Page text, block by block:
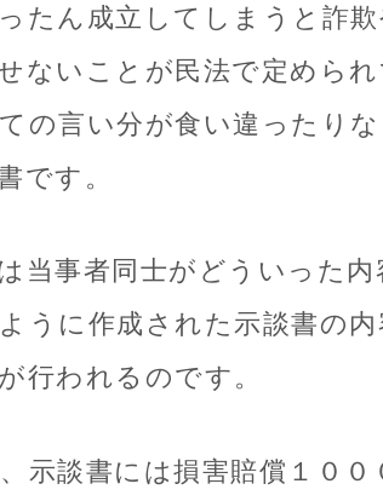
たん成立してしまうと詐
ないことが民法で定めら
の言い分が食い違ったり
です。
当事者同士がどういった
うに作成された示談書の
行われるのです。
示談書には損害賠償１０